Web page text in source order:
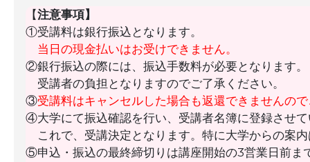
【注意事項】
①受講料は銀行振込となります。
当日の現金払いはお受けできません。
②銀行振込の際には、振込手数料が必要となります。
受講者の負担となりますのでご了承ください。
③受講料はキャンセルした場合も返還できませんの
④大学にて振込確認を行い、受講者名簿に登録させ
これで、受講決定となります。特に大学からの案
⑤申込・振込の最終締切りは講座開始の3営業日前ま